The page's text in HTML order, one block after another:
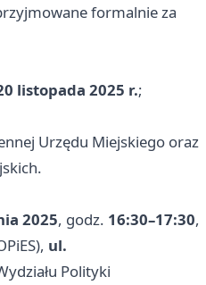
formalnie za
listopada 2025 r.;
Urzędu Miejskiego oraz
2025, godz. 16:30–17:30,
ul.
Polityki